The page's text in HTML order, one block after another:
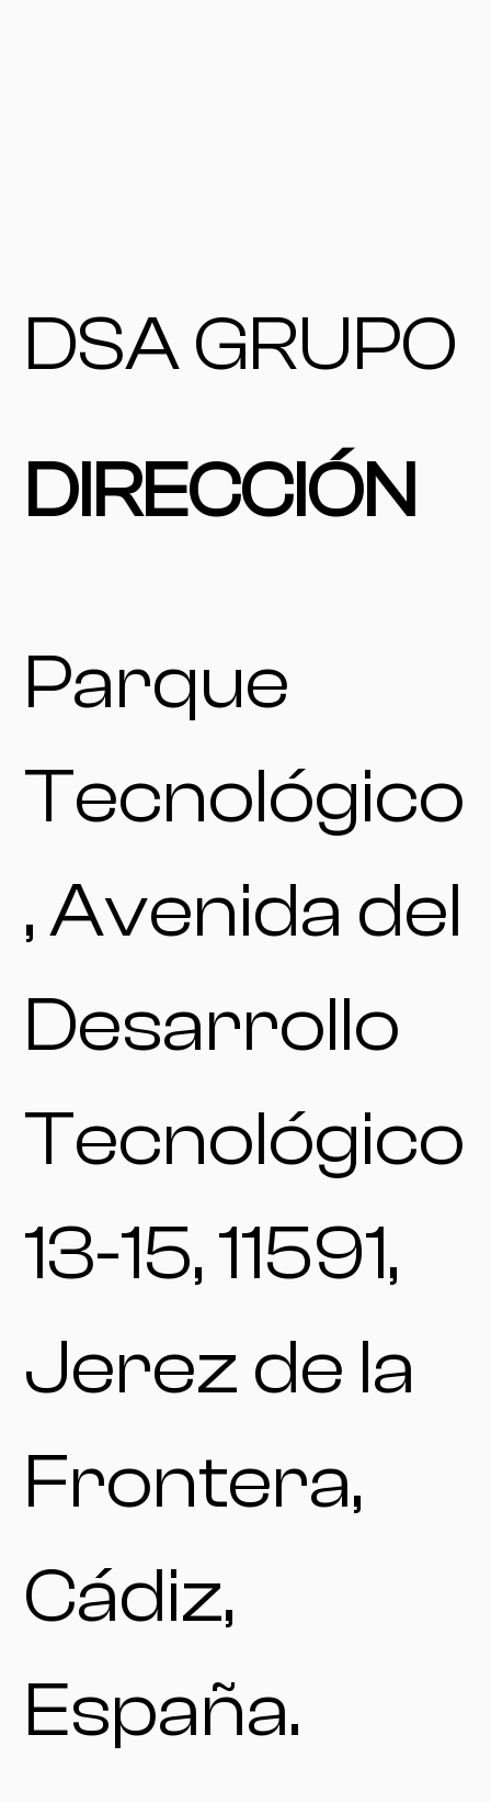
DSA GRUPO
DIRECCIÓN
Parque
Tecnológico
, Avenida del
Desarrollo
Tecnológico
13-15, 11591,
Jerez de la
Frontera,
Cádiz,
España.